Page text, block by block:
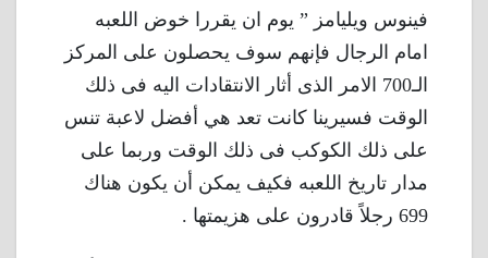
فينوس ويليامز ” يوم ان يقررا خوض اللعبه
امام الرجال فإنهم سوف يحصلون على المركز
الـ700 الامر الذى أثار الانتقادات اليه فى ذلك
الوقت فسيرينا كانت تعد هي أفضل لاعبة تنس
على ذلك الكوكب فى ذلك الوقت وربما على
مدار تاريخ اللعبه فكيف يمكن أن يكون هناك
699 رجلاً قادرون على هزيمتها .